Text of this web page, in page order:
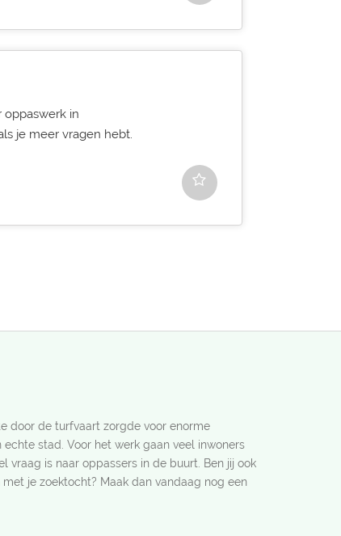
oppaswerk in
je meer vragen hebt.
door de turfvaart zorgde voor enorme
stad. Voor het werk gaan veel inwoners
vraag is naar oppassers in de buurt. Ben jij ook
je zoektocht? Maak dan vandaag nog een